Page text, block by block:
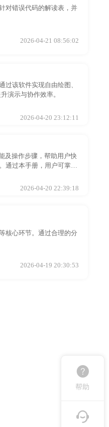
对错误代码的解读表，并
2026-04-21 08:56:02
该软件实现自由绘图、
演示与协作效率。
2026-04-20 23:12:11
及操作步骤，帮助用户快
过本手册，用户可掌握
2026-04-20 22:39:18
核心环节。通过合理的分
2026-04-19 20:30:53
帮助